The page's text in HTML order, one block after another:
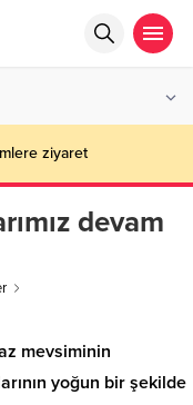
ziyaret
devam
mevsiminin
yoğun bir şekilde